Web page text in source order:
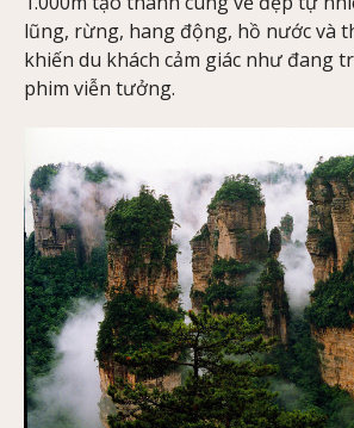
lũng, rừng, hang động, hồ nước và
khiến du khách cảm giác như đang
phim viễn tưởng.